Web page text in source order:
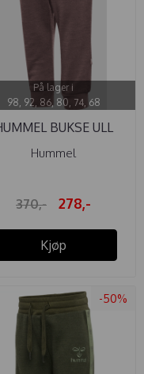
På lager i
98, 92, 86, 80, 74, 68
BUKSE ULL
MINI ...
Hummel
370,- 278,-
Kjøp
-50%